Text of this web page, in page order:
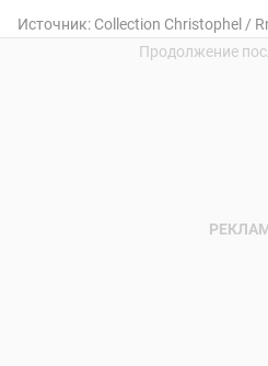
Источник: Collection Christophel /